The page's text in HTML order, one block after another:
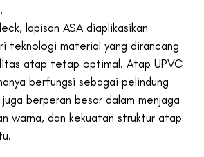
lapisan ASA diaplikasikan
teknologi material yang dirancang
atap tetap optimal. Atap UPVC
berfungsi sebagai pelindung
berperan besar dalam menjaga
warna, dan kekuatan struktur atap